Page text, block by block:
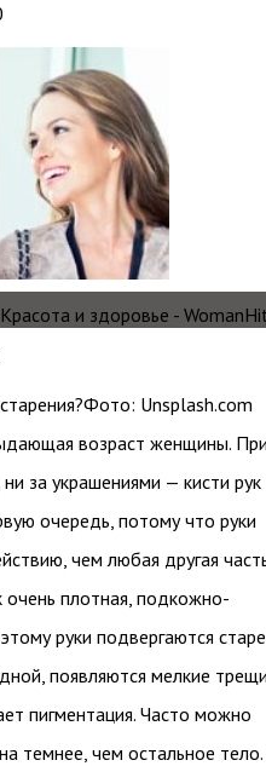
Unsplash.com
возраст женщины.
за украшениями — кисти рук
очередь, потому что руки
чем любая другая
очень плотная, подкожно-
руки подвергаются
появляются мелкие
пигментация. Часто можно
темнее, чем остальное